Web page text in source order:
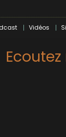
Vidéos